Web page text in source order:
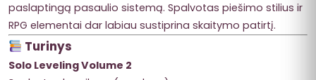
paslaptingą pasaulio sistemą. Spalvotas piešimo stilius ir
RPG elementai dar labiau sustiprina skaitymo patirtį.
Turinys
Solo Leveling Volume 2